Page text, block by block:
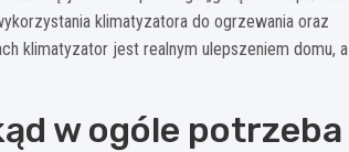
klimatyzatora do ogrzewania oraz
klimatyzator jest realnym ulepszeniem domu, a
w ogóle potrzeba